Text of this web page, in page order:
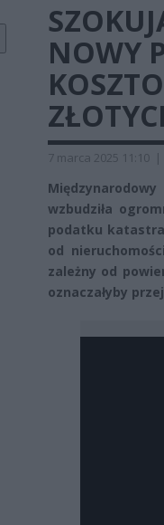
NOWY
7 marca 2025 11:10 |
wzbudziła
podatku
od
zależny od
oznaczałyby